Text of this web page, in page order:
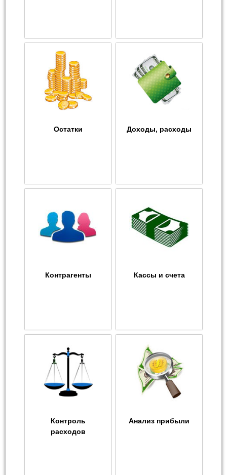
Остатки Доходы, расходы
Контрагенты Кассы и счета
Контроль
расходов
Анализ прибыли